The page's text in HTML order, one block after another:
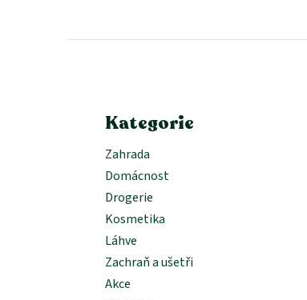
Kategorie
Zahrada
Domácnost
Drogerie
Kosmetika
Láhve
Zachraň a ušetři
Akce